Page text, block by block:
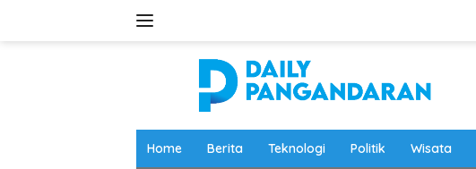
Home Berita Teknologi Politik Wisata